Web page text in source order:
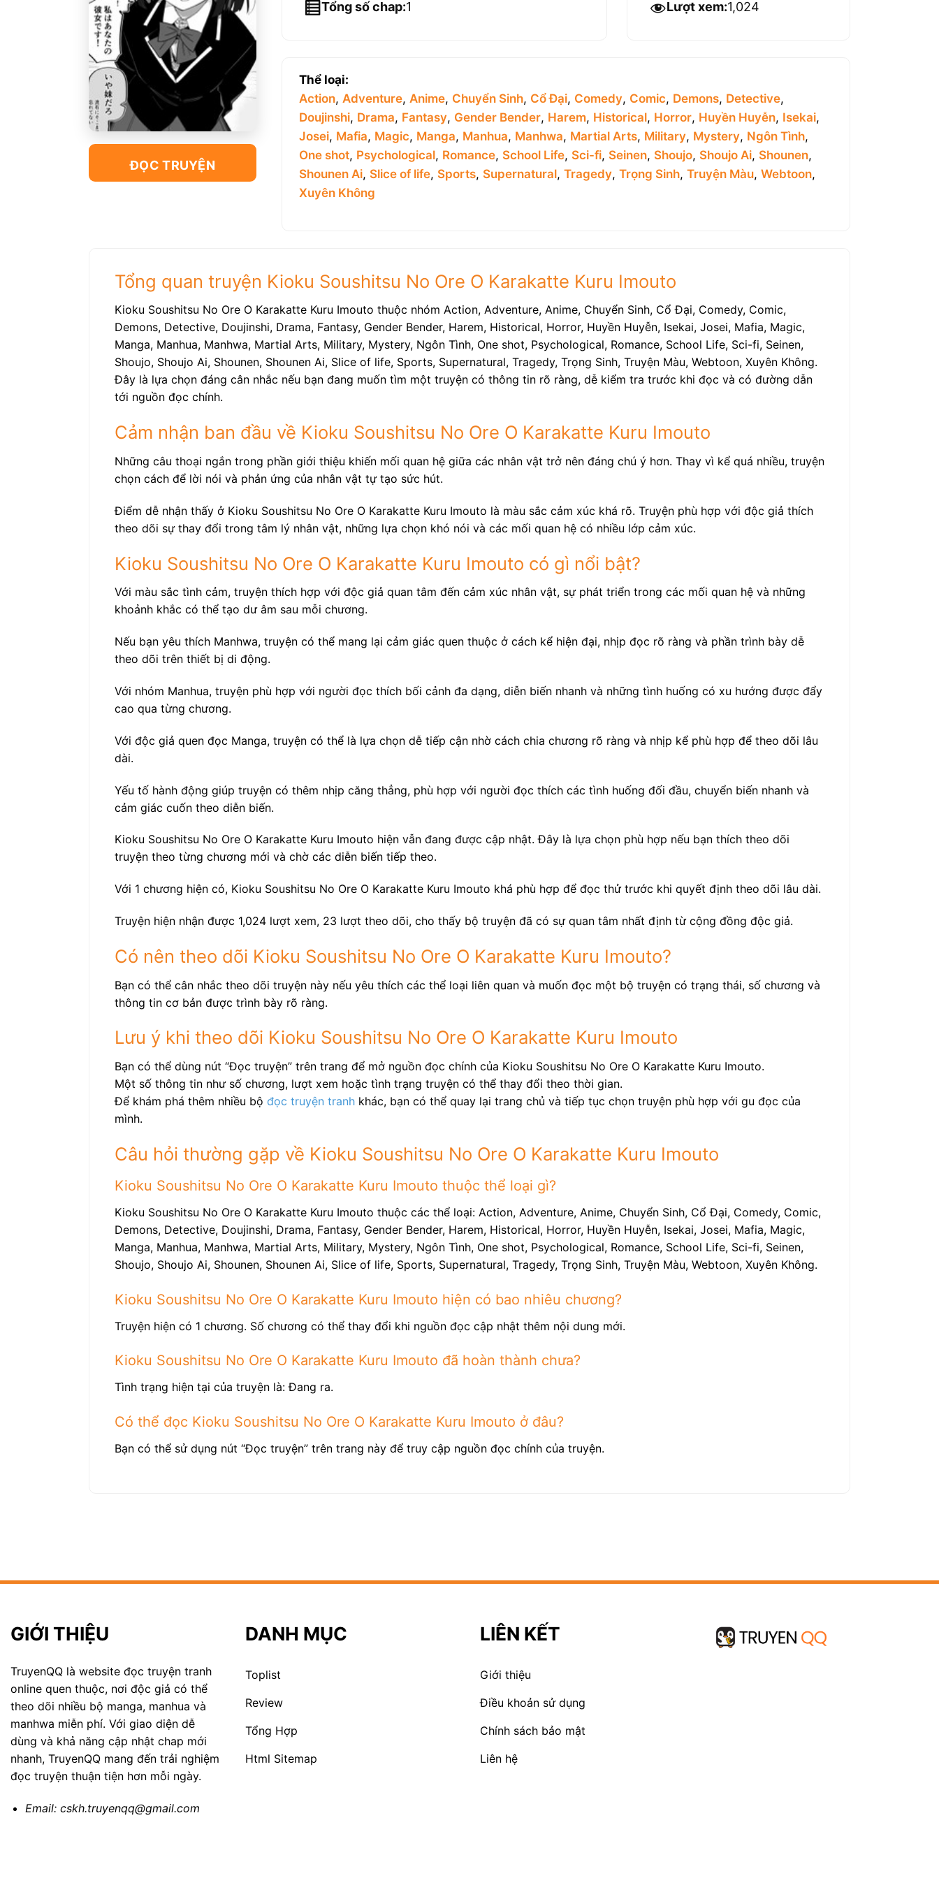
ĐỌC TRUYỆN
Tổng số chap:1 Lượt xem:1,024
Thể loại:
Action, Adventure, Anime, Chuyển Sinh, Cổ Đại, Comedy, Comic, Demons, Detective,
Doujinshi, Drama, Fantasy, Gender Bender, Harem, Historical, Horror, Huyền Huyễn, Isekai,
Josei, Mafia, Magic, Manga, Manhua, Manhwa, Martial Arts, Military, Mystery, Ngôn Tình,
One shot, Psychological, Romance, School Life, Sci-fi, Seinen, Shoujo, Shoujo Ai, Shounen,
Shounen Ai, Slice of life, Sports, Supernatural, Tragedy, Trọng Sinh, Truyện Màu, Webtoon,
Xuyên Không
Tổng quan truyện Kioku Soushitsu No Ore O Karakatte Kuru Imouto
Kioku Soushitsu No Ore O Karakatte Kuru Imouto thuộc nhóm Action, Adventure, Anime, Chuyển Sinh, Cổ Đại, Comedy, Comic,
Demons, Detective, Doujinshi, Drama, Fantasy, Gender Bender, Harem, Historical, Horror, Huyền Huyễn, Isekai, Josei, Mafia, Magic,
Manga, Manhua, Manhwa, Martial Arts, Military, Mystery, Ngôn Tình, One shot, Psychological, Romance, School Life, Sci-fi, Seinen,
Shoujo, Shoujo Ai, Shounen, Shounen Ai, Slice of life, Sports, Supernatural, Tragedy, Trọng Sinh, Truyện Màu, Webtoon, Xuyên Không.
Đây là lựa chọn đáng cân nhắc nếu bạn đang muốn tìm một truyện có thông tin rõ ràng, dễ kiểm tra trước khi đọc và có đường dẫn
tới nguồn đọc chính.
Cảm nhận ban đầu về Kioku Soushitsu No Ore O Karakatte Kuru Imouto
Những câu thoại ngắn trong phần giới thiệu khiến mối quan hệ giữa các nhân vật trở nên đáng chú ý hơn. Thay vì kể quá nhiều, truyện
chọn cách để lời nói và phản ứng của nhân vật tự tạo sức hút.
Điểm dễ nhận thấy ở Kioku Soushitsu No Ore O Karakatte Kuru Imouto là màu sắc cảm xúc khá rõ. Truyện phù hợp với độc giả thích
theo dõi sự thay đổi trong tâm lý nhân vật, những lựa chọn khó nói và các mối quan hệ có nhiều lớp cảm xúc.
Kioku Soushitsu No Ore O Karakatte Kuru Imouto có gì nổi bật?
Với màu sắc tình cảm, truyện thích hợp với độc giả quan tâm đến cảm xúc nhân vật, sự phát triển trong các mối quan hệ và những
khoảnh khắc có thể tạo dư âm sau mỗi chương.
Nếu bạn yêu thích Manhwa, truyện có thể mang lại cảm giác quen thuộc ở cách kể hiện đại, nhịp đọc rõ ràng và phần trình bày dễ
theo dõi trên thiết bị di động.
Với nhóm Manhua, truyện phù hợp với người đọc thích bối cảnh đa dạng, diễn biến nhanh và những tình huống có xu hướng được đẩy
cao qua từng chương.
Với độc giả quen đọc Manga, truyện có thể là lựa chọn dễ tiếp cận nhờ cách chia chương rõ ràng và nhịp kể phù hợp để theo dõi lâu
dài.
Yếu tố hành động giúp truyện có thêm nhịp căng thẳng, phù hợp với người đọc thích các tình huống đối đầu, chuyển biến nhanh và
cảm giác cuốn theo diễn biến.
Kioku Soushitsu No Ore O Karakatte Kuru Imouto hiện vẫn đang được cập nhật. Đây là lựa chọn phù hợp nếu bạn thích theo dõi
truyện theo từng chương mới và chờ các diễn biến tiếp theo.
Với 1 chương hiện có, Kioku Soushitsu No Ore O Karakatte Kuru Imouto khá phù hợp để đọc thử trước khi quyết định theo dõi lâu dài.
Truyện hiện nhận được 1,024 lượt xem, 23 lượt theo dõi, cho thấy bộ truyện đã có sự quan tâm nhất định từ cộng đồng độc giả.
Có nên theo dõi Kioku Soushitsu No Ore O Karakatte Kuru Imouto?
Bạn có thể cân nhắc theo dõi truyện này nếu yêu thích các thể loại liên quan và muốn đọc một bộ truyện có trạng thái, số chương và
thông tin cơ bản được trình bày rõ ràng.
Lưu ý khi theo dõi Kioku Soushitsu No Ore O Karakatte Kuru Imouto
Bạn có thể dùng nút “Đọc truyện” trên trang để mở nguồn đọc chính của Kioku Soushitsu No Ore O Karakatte Kuru Imouto.
Một số thông tin như số chương, lượt xem hoặc tình trạng truyện có thể thay đổi theo thời gian.
Để khám phá thêm nhiều bộ đọc truyện tranh khác, bạn có thể quay lại trang chủ và tiếp tục chọn truyện phù hợp với gu đọc của
mình.
Câu hỏi thường gặp về Kioku Soushitsu No Ore O Karakatte Kuru Imouto
Kioku Soushitsu No Ore O Karakatte Kuru Imouto thuộc thể loại gì?
Kioku Soushitsu No Ore O Karakatte Kuru Imouto thuộc các thể loại: Action, Adventure, Anime, Chuyển Sinh, Cổ Đại, Comedy, Comic,
Demons, Detective, Doujinshi, Drama, Fantasy, Gender Bender, Harem, Historical, Horror, Huyền Huyễn, Isekai, Josei, Mafia, Magic,
Manga, Manhua, Manhwa, Martial Arts, Military, Mystery, Ngôn Tình, One shot, Psychological, Romance, School Life, Sci-fi, Seinen,
Shoujo, Shoujo Ai, Shounen, Shounen Ai, Slice of life, Sports, Supernatural, Tragedy, Trọng Sinh, Truyện Màu, Webtoon, Xuyên Không.
Kioku Soushitsu No Ore O Karakatte Kuru Imouto hiện có bao nhiêu chương?
Truyện hiện có 1 chương. Số chương có thể thay đổi khi nguồn đọc cập nhật thêm nội dung mới.
Kioku Soushitsu No Ore O Karakatte Kuru Imouto đã hoàn thành chưa?
Tình trạng hiện tại của truyện là: Đang ra.
Có thể đọc Kioku Soushitsu No Ore O Karakatte Kuru Imouto ở đâu?
Bạn có thể sử dụng nút “Đọc truyện” trên trang này để truy cập nguồn đọc chính của truyện.
GIỚI THIỆU
TruyenQQ là website đọc truyện tranh
online quen thuộc, nơi độc giả có thể
theo dõi nhiều bộ manga, manhua và
manhwa miễn phí. Với giao diện dễ
dùng và khả năng cập nhật chap mới
nhanh, TruyenQQ mang đến trải nghiệm
đọc truyện thuận tiện hơn mỗi ngày.
Email: cskh.truyenqq@gmail.com
DANH MỤC
Toplist
Review
Tổng Hợp
Html Sitemap
LIÊN KẾT
Giới thiệu
Điều khoản sử dụng
Chính sách bảo mật
Liên hệ